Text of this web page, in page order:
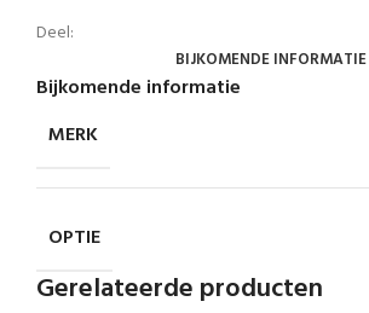
Deel:
BIJKOMENDE INFORMATIE
Bijkomende informatie
MERK
OPTIE
Gerelateerde producten